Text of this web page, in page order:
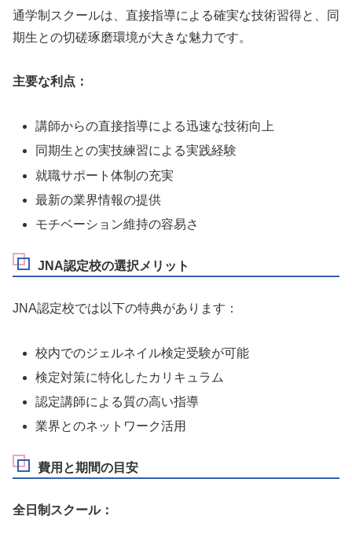
通学制スクールは、直接指導による確実な技術習得と、同
期生との切磋琢磨環境が大きな魅力です。
主要な利点：
講師からの直接指導による迅速な技術向上
同期生との実技練習による実践経験
就職サポート体制の充実
最新の業界情報の提供
モチベーション維持の容易さ
JNA認定校の選択メリット
JNA認定校では以下の特典があります：
校内でのジェルネイル検定受験が可能
検定対策に特化したカリキュラム
認定講師による質の高い指導
業界とのネットワーク活用
費用と期間の目安
全日制スクール：